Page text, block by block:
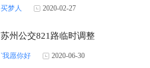
买梦人 2020-02-27
苏州公交821路临时调整
‵我愿你好 2020-06-30